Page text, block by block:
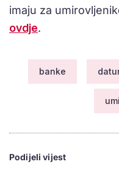
imaju za
ovdje.
banke
Podijeli vijest